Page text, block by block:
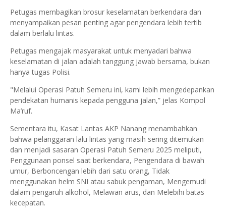
Petugas membagikan brosur keselamatan berkendara dan
menyampaikan pesan penting agar pengendara lebih tertib
dalam berlalu lintas.
Petugas mengajak masyarakat untuk menyadari bahwa
keselamatan di jalan adalah tanggung jawab bersama, bukan
hanya tugas Polisi.
"Melalui Operasi Patuh Semeru ini, kami lebih mengedepankan
pendekatan humanis kepada pengguna jalan,” jelas Kompol
Ma’ruf.
Sementara itu, Kasat Lantas AKP Nanang menambahkan
bahwa pelanggaran lalu lintas yang masih sering ditemukan
dan menjadi sasaran Operasi Patuh Semeru 2025 meliputi,
Penggunaan ponsel saat berkendara, Pengendara di bawah
umur, Berboncengan lebih dari satu orang, Tidak
menggunakan helm SNI atau sabuk pengaman, Mengemudi
dalam pengaruh alkohol, Melawan arus, dan Melebihi batas
kecepatan.